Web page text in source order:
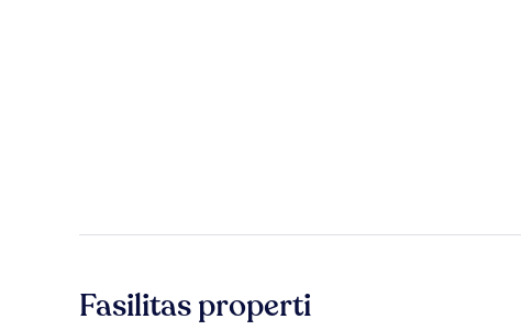
Fasilitas properti